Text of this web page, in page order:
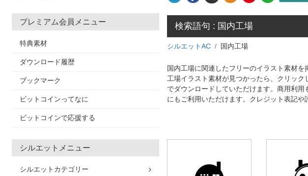
プレミアム会員メニュー
特典素材
ダウンロード履歴
ブックマーク
ビットコインってなに
ビットコインで応援する
シルエットメニュー
シルエットカテゴリー
検索語句 : 国内工場
シルエットAC 国内工場
国内工場に関連したフリーのイラスト素材
工場イラスト素材が見つかったら、クリッ
でダウンロードしていただけます。商用利
にもご利用いただけます。クレジット表記や